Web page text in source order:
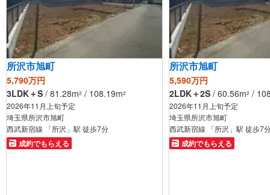
所沢市旭町
5,790万円
3LDK＋S / 81.28m2 / 108.19m2
2026年11月上旬予定
埼玉県所沢市旭町
西武新宿線 「所沢」駅 徒歩7分
成約でもらえる
所沢市旭町
5,590万円
2LDK＋2S / 60.56m2 /
2026年11月上旬予定
埼玉県所沢市旭町
西武新宿線 「所沢」駅 徒歩7
成約でもらえる